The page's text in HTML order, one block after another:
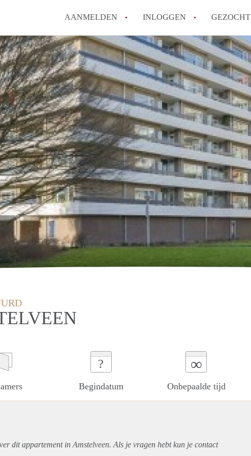
AANMELDEN INLOGGEN GEZOCHT
?
Begindatum
∞
Onbepaalde tijd
ditappartementin Amstelveen. Als je vragen hebt kun je contact